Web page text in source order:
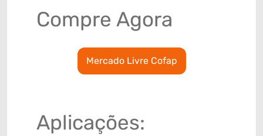
Compre Agora
Mercado Livre Cofap
Aplicações: